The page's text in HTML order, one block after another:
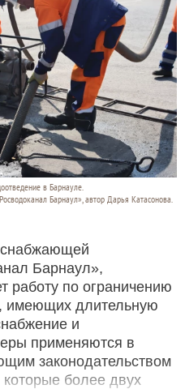
в Барнауле.
Барнаул», автор Дарья Катасонова.
Барнаул»,
работу по ограничению
имеющих длительную
и
применяются в
законодательством
более двух